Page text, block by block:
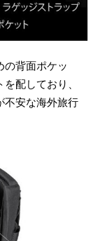
の背面ポケッ
配しており、
不安な海外旅行